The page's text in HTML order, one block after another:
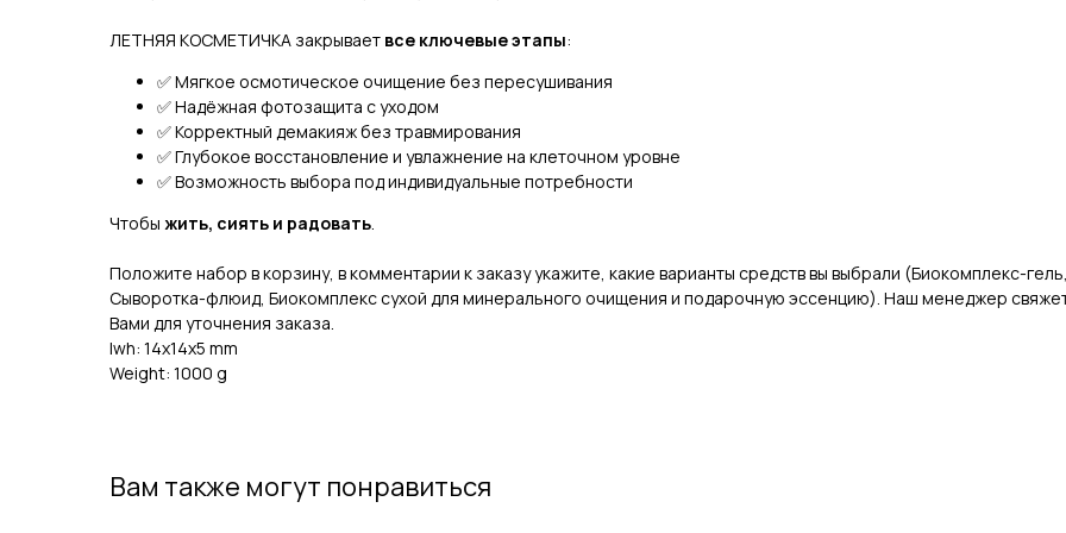
ЛЕТНЯЯ КОСМЕТИЧКА закрывает все ключевые этапы:
✅ Мягкое осмотическое очищение без пересушивания
✅ Надёжная фотозащита с уходом
✅ Корректный демакияж без травмирования
✅ Глубокое восстановление и увлажнение на клеточном уровне
✅ Возможность выбора под индивидуальные потребности
Чтобы жить, сиять и радовать
Положите набор в корзину, в комментарии к заказу укажите, какие варианты средств вы выбрали (Биокомплекс-гель,
Сыворотка-флюид, Биокомплекс сухой для минерального очищения и подарочную эссенцию). Наш менеджер
Вами для уточнения заказа.
lwh: 14x14x5 mm
Weight: 1000 g
Вам также могут понравиться